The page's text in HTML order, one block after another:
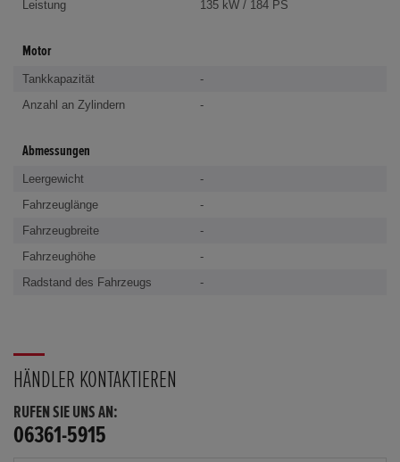
Leistung
135 kW / 184 PS
Motor
Tankkapazität
-
Anzahl an Zylindern
-
Abmessungen
Leergewicht
-
Fahrzeuglänge
-
Fahrzeugbreite
-
Fahrzeughöhe
-
Radstand des Fahrzeugs
-
HÄNDLER KONTAKTIEREN
RUFEN SIE UNS AN:
06361-5915